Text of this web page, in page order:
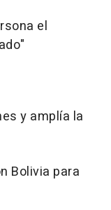
el
y amplía la
Bolivia para